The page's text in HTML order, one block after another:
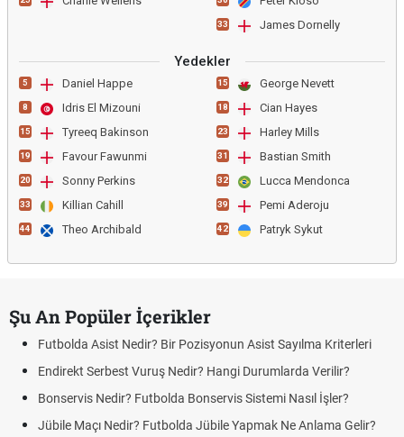
33 James Dornelly
Yedekler
5 Daniel Happe
8 Idris El Mizouni
15 Tyreeq Bakinson
19 Favour Fawunmi
20 Sonny Perkins
33 Killian Cahill
44 Theo Archibald
15 George Nevett
18 Cian Hayes
23 Harley Mills
31 Bastian Smith
32 Lucca Mendonca
39 Pemi Aderoju
42 Patryk Sykut
Şu An Popüler İçerikler
Futbolda Asist Nedir? Bir Pozisyonun Asist Sayılma Kriterleri
Endirekt Serbest Vuruş Nedir? Hangi Durumlarda Verilir?
Bonservis Nedir? Futbolda Bonservis Sistemi Nasıl İşler?
Jübile Maçı Nedir? Futbolda Jübile Yapmak Ne Anlama Gelir?